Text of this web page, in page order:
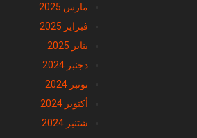
مارس 2025
فبراير 2025
يناير 2025
دجنبر 2024
نونبر 2024
أكتوبر 2024
شتنبر 2024